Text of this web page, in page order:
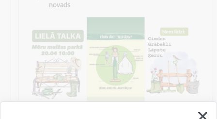
novads